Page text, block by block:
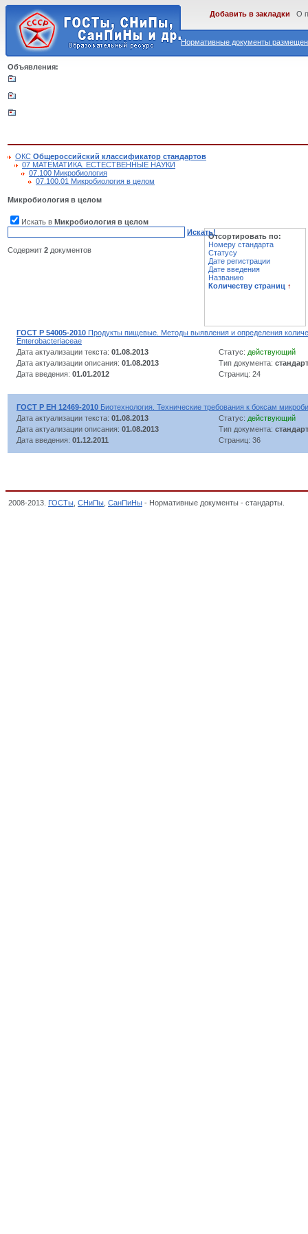
Нормативные документы
Добавить в закладки О
Объявления:
ОКС Общероссийский классификатор стандартов
07 МАТЕМАТИКА. ЕСТЕСТВЕННЫЕ НАУКИ
07.100 Микробиология
07.100.01 Микробиология в целом
Микробиология в целом
Искать в Микробиология в целом
Искать!
Содержит 2 документов
Отсортировать по:
Номеру стандарта
Статусу
Дате регистрации
Дате введения
Названию
Количеству страниц ↑
ГОСТ Р 54005-2010 Продукты пищевые. Методы выявления и определения
Enterobacteriaceae
Дата актуализации текста: 01.08.2013 Статус: действующий
Дата актуализации описания: 01.08.2013 Тип документа: стандарт
Дата введения: 01.01.2012 Страниц: 24
ГОСТ Р ЕН 12469-2010 Биотехнология. Технические требования к боксам
Дата актуализации текста: 01.08.2013 Статус: действующий
Дата актуализации описания: 01.08.2013 Тип документа: стандарт
Дата введения: 01.12.2011 Страниц: 36
2008-2013. ГОСТы СНиПы СанПиНы - Нормативные документы - стандарты.